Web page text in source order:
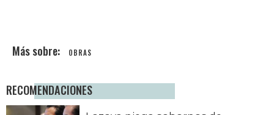
OBRAS
RECOMENDACIONES